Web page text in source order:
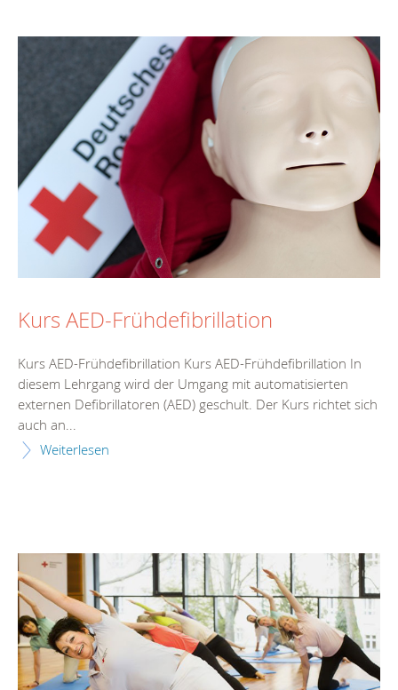
Kurs AED-Frühdefibrillation
Kurs AED-Frühdefibrillation Kurs AED-Frühdefibrillation In
diesem Lehrgang wird der Umgang mit automatisierten
externen Defibrillatoren (AED) geschult. Der Kurs richtet sich
auch an...
Weiterlesen